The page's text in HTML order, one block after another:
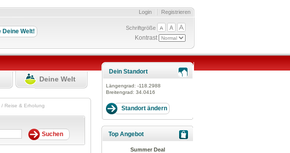
Registrieren
Login
Schriftgröße
Kontrast
Deine Welt
/ Reise & Erholung
Dein Standort
Längengrad: -118.2988
Breitengrad: 34.0416
Top Angebot
Summer Deal